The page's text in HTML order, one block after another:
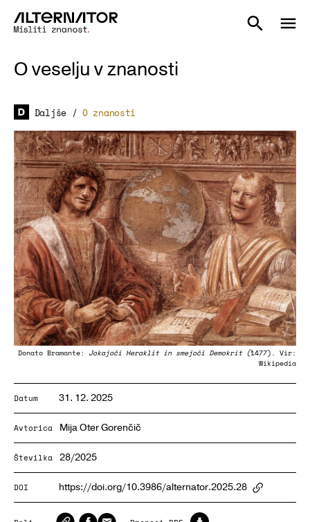
O veselju v znanosti
Daljše / O znanosti
Donato Bramante: Jokajoči Heraklit in smejoči Demokrit (1477). Vir:
Wikipedia
Datum 31. 12. 2025
Avtorica Mija Oter Gorenčič
Številka 28/2025
DOI https://doi.org/10.3986/alternator.2025.28